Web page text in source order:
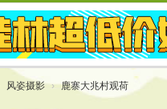
风姿摄影 › 鹿寨大兆村观荷